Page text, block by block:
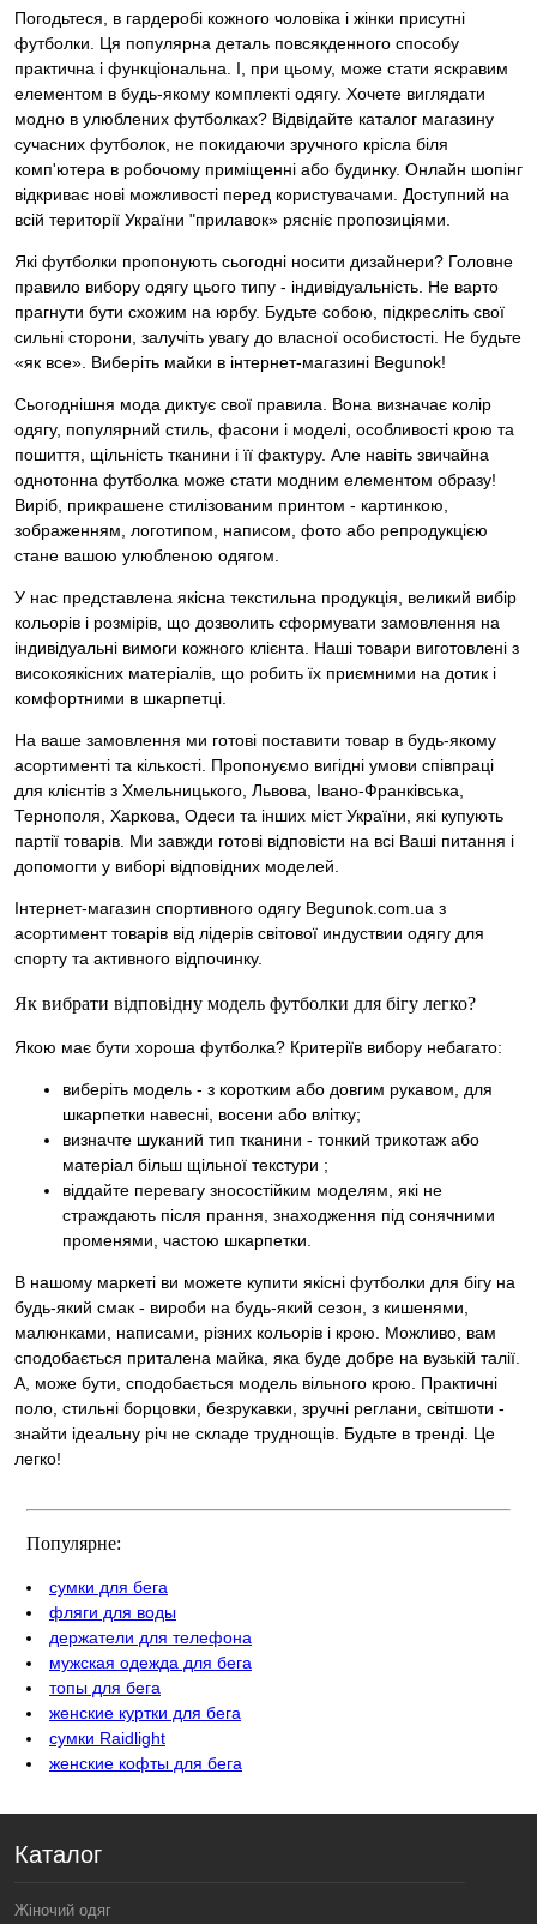
Погодьтеся, в гардеробі кожного чоловіка і жінки присутні
футболки. Ця популярна деталь повсякденного способу
практична і функціональна. І, при цьому, може стати яскравим
елементом в будь-якому комплекті одягу. Хочете виглядати
модно в улюблених футболках? Відвідайте каталог магазину
сучасних футболок, не покидаючи зручного крісла біля
комп'ютера в робочому приміщенні або будинку. Онлайн шопінг
відкриває нові можливості перед користувачами. Доступний на
всій території України "прилавок» рясніє пропозиціями.
Які футболки пропонують сьогодні носити дизайнери? Головне
правило вибору одягу цього типу - індивідуальність. Не варто
прагнути бути схожим на юрбу. Будьте собою, підкресліть свої
сильні сторони, залучіть увагу до власної особистості. Не будьте
«як все». Виберіть майки в інтернет-магазині Begunok!
Сьогоднішня мода диктує свої правила. Вона визначає колір
одягу, популярний стиль, фасони і моделі, особливості крою та
пошиття, щільність тканини і її фактуру. Але навіть звичайна
однотонна футболка може стати модним елементом образу!
Виріб, прикрашене стилізованим принтом - картинкою,
зображенням, логотипом, написом, фото або репродукцією
стане вашою улюбленою одягом.
У нас представлена якісна текстильна продукція, великий вибір
кольорів і розмірів, що дозволить сформувати замовлення на
індивідуальні вимоги кожного клієнта. Наші товари виготовлені з
високоякісних матеріалів, що робить їх приємними на дотик і
комфортними в шкарпетці.
На ваше замовлення ми готові поставити товар в будь-якому
асортименті та кількості. Пропонуємо вигідні умови співпраці
для клієнтів з Хмельницького, Львова, Івано-Франківська,
Тернополя, Харкова, Одеси та інших міст України, які купують
партії товарів. Ми завжди готові відповісти на всі Ваші питання і
допомогти у виборі відповідних моделей.
Інтернет-магазин спортивного одягу Begunok.com.ua з
асортимент товарів від лідерів світової индуствии одягу для
спорту та активного відпочинку.
Як вибрати відповідну модель футболки для бігу легко?
Якою має бути хороша футболка? Критеріїв вибору небагато:
виберіть модель - з коротким або довгим рукавом, для
шкарпетки навесні, восени або влітку;
визначте шуканий тип тканини - тонкий трикотаж або
матеріал більш щільної текстури ;
віддайте перевагу зносостійким моделям, які не
страждають після прання, знаходження під сонячними
променями, частою шкарпетки.
В нашому маркеті ви можете купити якісні футболки для бігу на
будь-який смак - вироби на будь-який сезон, з кишенями,
малюнками, написами, різних кольорів і крою. Можливо, вам
сподобається приталена майка, яка буде добре на вузькій талії.
А, може бути, сподобається модель вільного крою. Практичні
поло, стильні борцовки, безрукавки, зручні реглани, світшоти -
знайти ідеальну річ не складе труднощів. Будьте в тренді. Це
легко!
Популярне:
сумки для бега
фляги для воды
держатели для телефона
мужская одежда для бега
топы для бега
женские куртки для бега
сумки Raidlight
женские кофты для бега
Каталог
Жіночий одяг